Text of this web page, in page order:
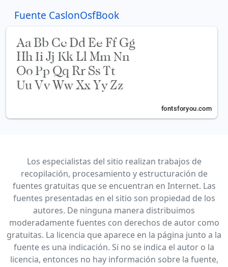
Fuente CaslonOsfBook
Los especialistas del sitio realizan trabajos de
recopilación, procesamiento y estructuración de
fuentes gratuitas que se encuentran en Internet. Las
fuentes presentadas en el sitio son propiedad de los
autores. De ninguna manera distribuimos
moderadamente fuentes con derechos de autor como
gratuitas. La licencia que aparece en la página junto a la
fuente es una indicación. Si no se indica el autor o la
licencia, entonces no hay información sobre la fuente,